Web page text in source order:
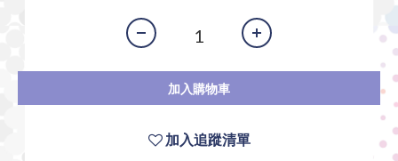
加入購物車
加入追蹤清單